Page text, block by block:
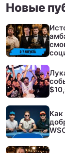
Новые
Как